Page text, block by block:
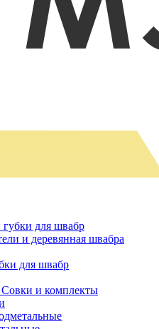
для швабр
и деревянная швабра
для швабр
и комплекты